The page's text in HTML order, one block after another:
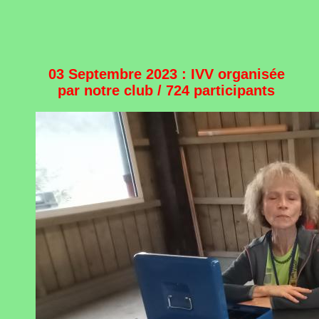
03 Septembre 2023 : IVV organisée
par notre club / 724 participants